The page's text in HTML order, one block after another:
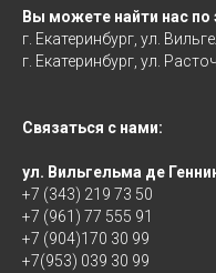
Вы можете найти нас по
г. Екатеринбург, ул.
г. Екатеринбург, ул.
Связаться с нами:
ул. Вильгельма де
+7 (343) 219 73 50
+7 (961) 77 555 91
+7 (904)170 30 99
+7(953) 039 30 99